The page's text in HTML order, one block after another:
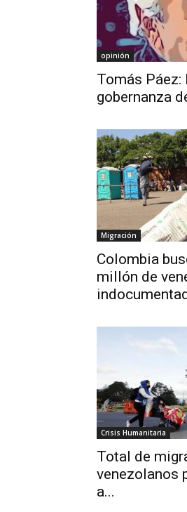
opinión
Tomás Páez:
gobernanza
Migración
Colombia
millón de
Crisis Humanitaria
Total de
venezolanos
a...